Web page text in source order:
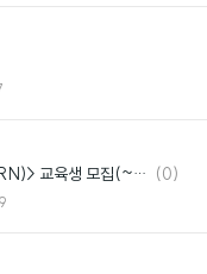
청년 자기이해교육 <마인드 리본(MIND REBORN)> 교육생 모집(~7/30) 댓
(0)